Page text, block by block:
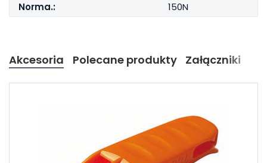
Norma.:
150N
Akcesoria Polecane produkty Załączniki